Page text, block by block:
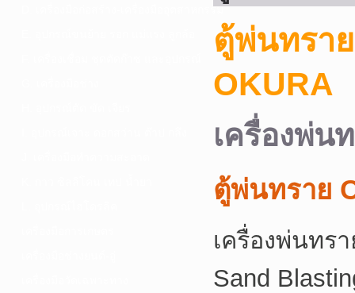
D. เครื่องมือก่อสร้าง-เครื่องมืออุตสาหกรรม
ตู้พ่นทรา
OKURA
เครื่องพ่น
ตู้พ่นทราย
เครื่องพ่นทร
Sand